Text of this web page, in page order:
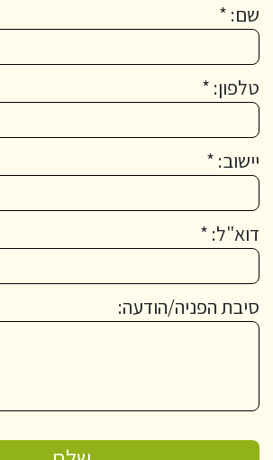
שם: *
טלפון: *
יישוב: *
דוא"ל: *
סיבת הפניה/הודעה: